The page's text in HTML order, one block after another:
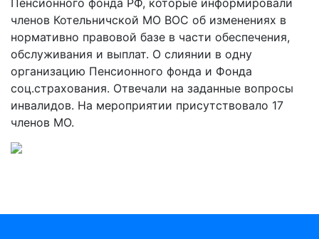
Пенсионного фонда РФ, которые информировали
членов Котельничской МО ВОС об изменениях в
нормативно правовой базе в части обеспечения,
обслуживания и выплат. О слиянии в одну
организацию Пенсионного фонда и Фонда
соц.страхования. Отвечали на заданные вопросы
инвалидов. На мероприятии присутствовало 17
членов МО.